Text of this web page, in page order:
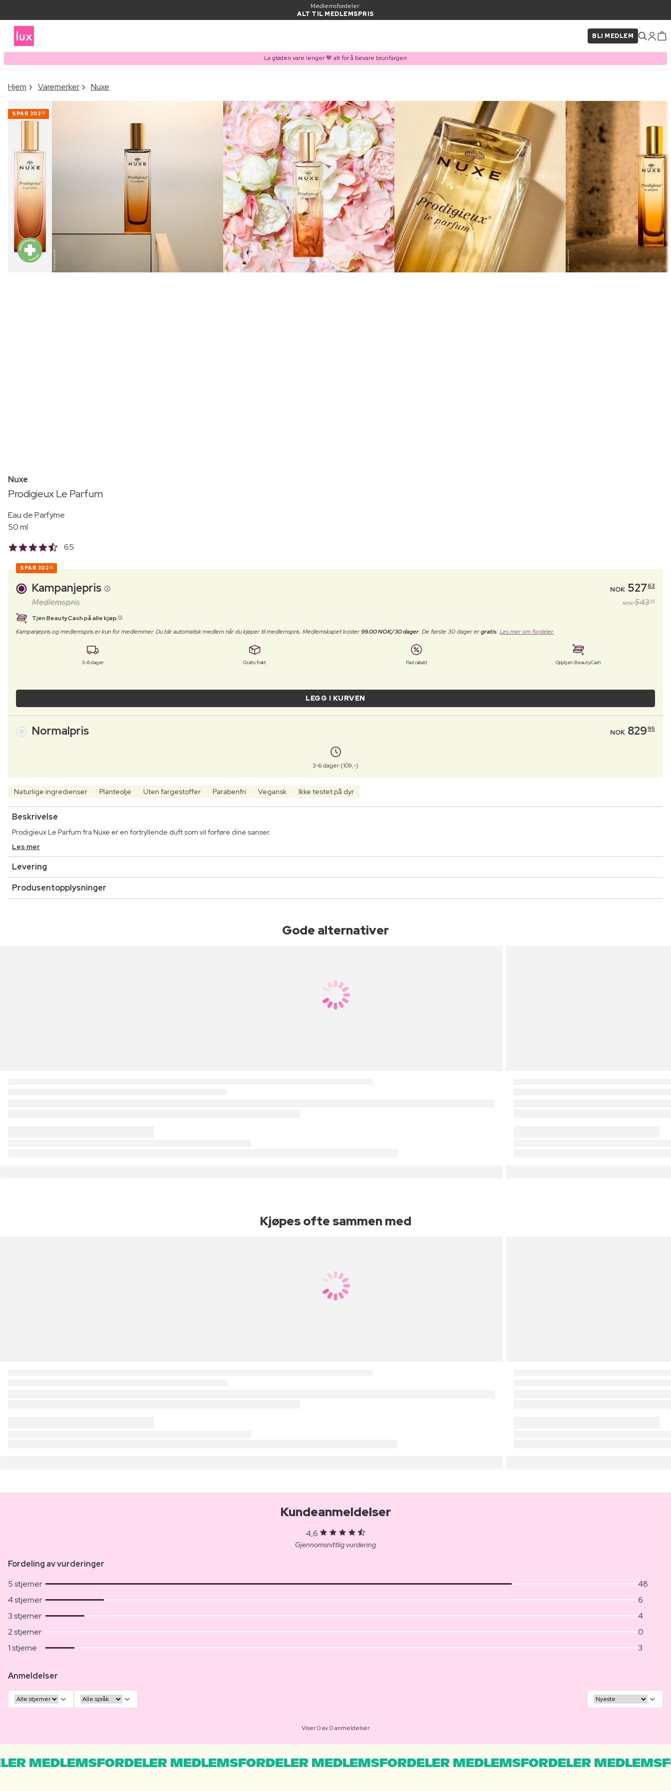
Medlemsfordeler:
ALT TIL MEDLEMSPRIS
BLI MEDLEM
La gløden vare lenger 🤎 alt for å bevare brunfargen
Hjem Varemerker Nuxe
SPAR 302 32
Nuxe
Prodigieux Le Parfum
Eau de Parfyme
50 ml
65
SPAR 302 32
Kampanjepris NOK 52763
Medlemspris NOK 543 95
Tjen BeautyCash på alle kjøp
Kampanjepris og medlemspris er kun for medlemmer. Du blir automatisk medlem når du kjøper til medlemspris. Medlemskapet koster99.00 NOK/30 dager. De første 30 dager ergratis. Les mer om fordeler.
3–6 dager Gratis frakt Fast rabatt Opptjen BeautyCash
LEGG I KURVEN
Normalpris NOK 82995
3-6 dager (109,-)
Naturlige ingredienser Planteolje Uten fargestoffer Parabenfri Vegansk Ikke testet på dyr
Beskrivelse
Prodigieux Le Parfum fra Nuxe er en fortryllende duft som vil forføre dine sanser.
Les mer
Levering
Produsentopplysninger
Gode alternativer
Kjøpes ofte sammen med
Kundeanmeldelser
4,6
Gjennomsnittlig vurdering
Fordeling av vurderinger
5 stjerner
48
4 stjerner
6
3 stjerner
4
2 stjerner
0
1 stjerne
3
Anmeldelser
Viser 0 av 0 anmeldelser
MEDLEMSFORDELER MEDLEMSFORDELER MEDLEMSFORDELER MEDLEMSFORDELER